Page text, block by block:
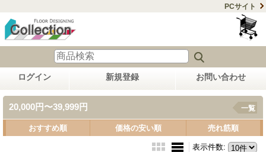
PCサイト
ログイン 新規登録 お問い合わせ
20,000円〜39,999円 一覧
おすすめ順 価格の安い順 売れ筋順
表示件数: